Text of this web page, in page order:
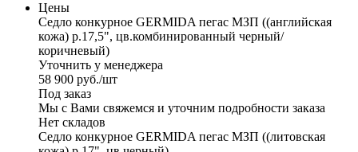
Цены
Седло конкурное GERMIDA пегас МЗП ((английская
кожа) р.17,5", цв.комбинированный черный/
коричневый)
Уточнить у менеджера
58 900 руб./шт
Под заказ
Мы с Вами свяжемся и уточним подробности заказа
Нет складов
Седло конкурное GERMIDA пегас МЗП ((литовская